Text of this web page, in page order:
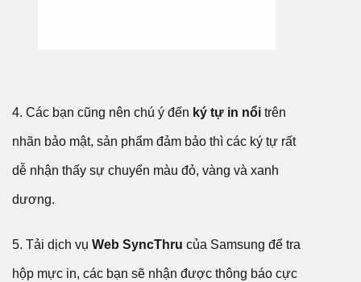
4. Các bạn cũng nên chú ý đến ký tự in nổi trên
nhãn bảo mật, sản phẩm đảm bảo thì các ký tự rất
dễ nhận thấy sự chuyển màu đỏ, vàng và xanh
dương.
5. Tải dịch vụ Web SyncThru của Samsung để tra
hộp mực in, các bạn sẽ nhận được thông báo cực